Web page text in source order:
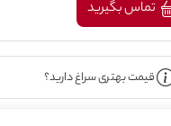
قیمت بهتری سراغ دارید؟